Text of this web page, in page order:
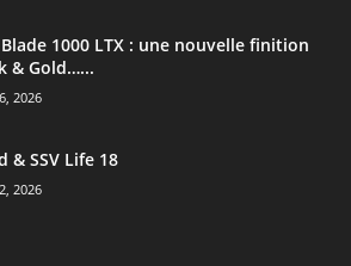
Blade 1000 LTX : une nouvelle finition
& Gold…...
2026
& SSV Life 18
2026